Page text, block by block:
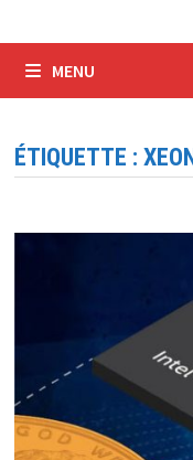
MENU
ÉTIQUETTE :